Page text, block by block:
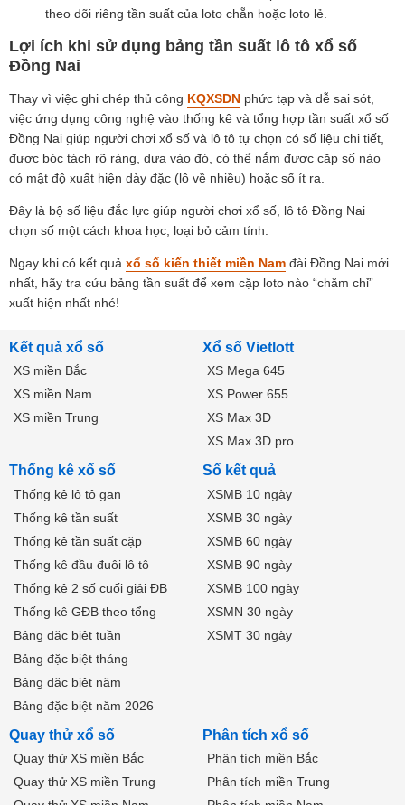
theo dõi riêng tần suất của loto chẵn hoặc loto lẻ.
Lợi ích khi sử dụng bảng tần suất lô tô xổ số
Đồng Nai
Thay vì việc ghi chép thủ công KQXSDN phức tạp và dễ sai sót,
việc ứng dụng công nghệ vào thống kê và tổng hợp tần suất xổ số
Đồng Nai giúp người chơi xổ số và lô tô tự chọn có số liệu chi tiết,
được bóc tách rõ ràng, dựa vào đó, có thể nắm được cặp số nào
có mật độ xuất hiện dày đặc (lô về nhiều) hoặc số ít ra.
Đây là bộ số liệu đắc lực giúp người chơi xổ số, lô tô Đồng Nai
chọn số một cách khoa học, loại bỏ cảm tính.
Ngay khi có kết quả xổ số kiến thiết miền Nam đài Đồng Nai mới
nhất, hãy tra cứu bảng tần suất để xem cặp loto nào “chăm chỉ”
xuất hiện nhất nhé!
Kết quả xổ số
XS miền Bắc
XS miền Nam
XS miền Trung
Xổ số Vietlott
XS Mega 645
XS Power 655
XS Max 3D
XS Max 3D pro
Thống kê xổ số
Thống kê lô tô gan
Thống kê tần suất
Thống kê tần suất cặp
Thống kê đầu đuôi lô tô
Thống kê 2 số cuối giải ĐB
Thống kê GĐB theo tổng
Bảng đặc biệt tuần
Bảng đặc biệt tháng
Bảng đặc biệt năm
Bảng đặc biệt năm 2026
Sổ kết quả
XSMB 10 ngày
XSMB 30 ngày
XSMB 60 ngày
XSMB 90 ngày
XSMB 100 ngày
XSMN 30 ngày
XSMT 30 ngày
Quay thử xổ số
Quay thử XS miền Bắc
Quay thử XS miền Trung
Phân tích xổ số
Phân tích miền Bắc
Phân tích miền Trung